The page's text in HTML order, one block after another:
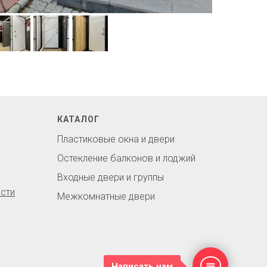
КАТАЛОГ
Пластиковые окна и двери
Остекление балконов и лоджий
Входные двери и группы
Межкомнатные двери